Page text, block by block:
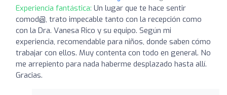
Experiencia fantástica: Un lugar que te hace sentir
comod@, trato impecable tanto con la recepción como
con la Dra. Vanesa Rico y su equipo. Según mi
experiencia, recomendable para niños, donde saben cómo
trabajar con ellos. Muy contenta con todo en general. No
me arrepiento para nada haberme desplazado hasta allí.
Gracias.